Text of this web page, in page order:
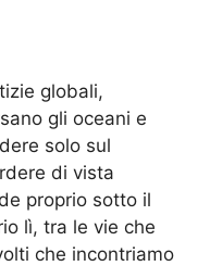
globali,
gli oceani e
solo sul
di vista
proprio sotto il
lì, tra le vie che
che incontriamo